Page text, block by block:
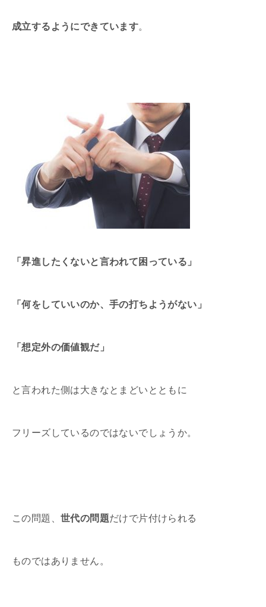
成立するようにできています。
「昇進したくないと言われて困っている」
「何をしていいのか、手の打ちようがない」
「想定外の価値観だ」
と言われた側は大きなとまどいとともに
フリーズしているのではないでしょうか。
この問題、 世代の問題だけで片付けられる
ものではありません。